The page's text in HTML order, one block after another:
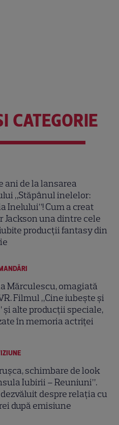
CATEGORIE
ani de la lansarea
„Stăpânul inelelor:
Inelului”! Cum a creat
Jackson una dintre cele
producții fantasy din
Mărculescu, omagiată
Filmul „Cine iubește și
și alte producții speciale,
în memoria actriței
schimbare de look
Iubirii – Reuniuni”.
dezvăluit despre relația cu
după emisiune